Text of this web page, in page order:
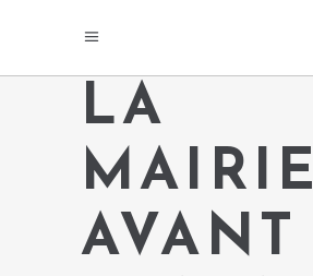
LA
MAIRIE
AVANT